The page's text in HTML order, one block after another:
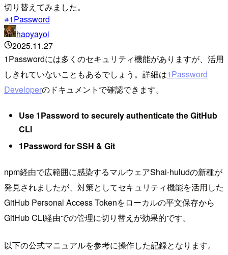
切り替えてみました。
1Password
haoyayoi
2025.11.27
1Passwordには多くのセキュリティ機能がありますが、活用
しきれていないこともあるでしょう。詳細は1Password
Developerのドキュメントで確認できます。
Use 1Password to securely authenticate the GitHub
CLI
1Password for SSH & Git
npm経由で広範囲に感染するマルウェアShai-huludの新種が
発見されましたが、対策としてセキュリティ機能を活用した
GitHub Personal Access Tokenをローカルの平文保存から
GitHub CLI経由での管理に切り替えが効果的です。
以下の公式マニュアルを参考に操作した記録となります。